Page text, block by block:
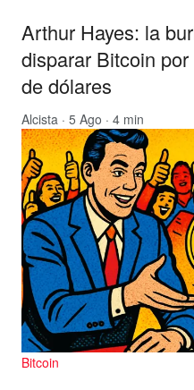
Arthur Hayes: la
disparar Bitcoin
de dólares
Alcista · 5 Ago · 4 min
Bitcoin